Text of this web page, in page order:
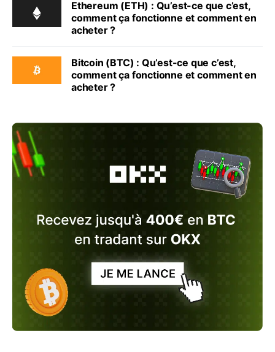
Ethereum (ETH) : Qu’est-ce que c’est,
comment ça fonctionne et comment en
acheter ?
Bitcoin (BTC) : Qu’est-ce que c’est,
comment ça fonctionne et comment en
acheter ?